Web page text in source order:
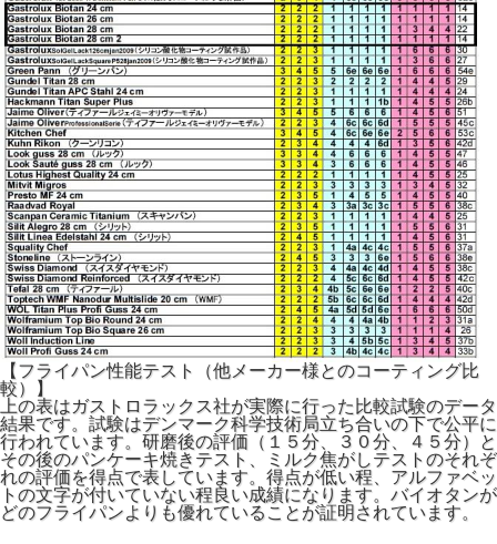
【フライパン性能テスト（他メーカー様とのコーティング比
較）】
上の表はガストロラックス社が実際に行った比較試験のデータ
結果です。試験はデンマーク科学技術局立ち合いの下で公平に
行われています。研磨後の評価（１５分、３０分、４５分）と
その後のパンケーキ焼きテスト、ミルク焦がしテストのそれぞ
れの評価を得点で表しています。得点が低い程、アルファベッ
トの文字が付いていない程良い成績になります。バイオタンが
どのフライパンよりも優れていることが証明されています。